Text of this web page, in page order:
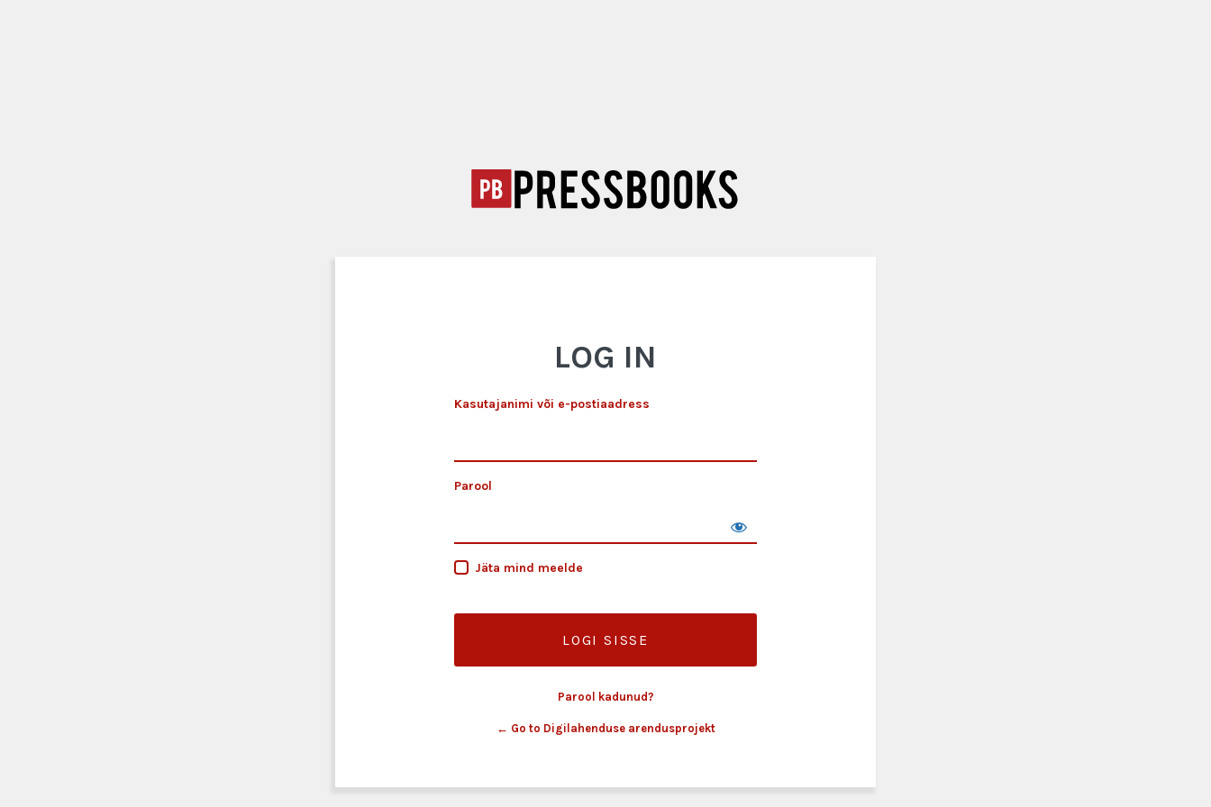
LOG IN
Kasutajanimi või e-postiaadress
Parool
Jäta mind meelde
Parool kadunud?
← Go to Digilahenduse arendusprojekt